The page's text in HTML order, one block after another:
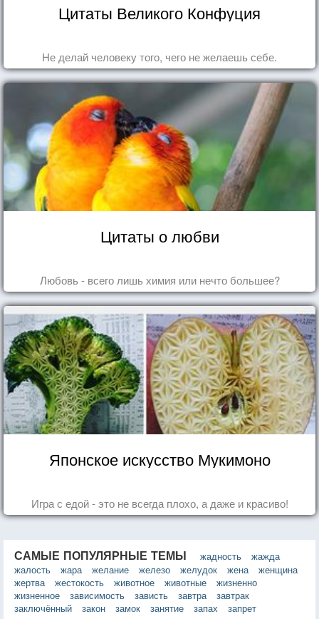
Цитаты Великого Конфуция
Не делай человеку того, чего не желаешь себе.
Цитаты о любви
Любовь - всего лишь химия или нечто большее?
Японское искусство Мукимоно
Игра с едой - это не всегда плохо, а даже и красиво!
САМЫЕ ПОПУЛЯРНЫЕ ТЕМЫ жадность
жажда
жалость
жара желание железо желудок жена
женщина
жертва
жестокость животное животные
жизненно
жизненное
зависимость зависть завтра
завтрак
заключённый
закон замок занятие запах
запрет